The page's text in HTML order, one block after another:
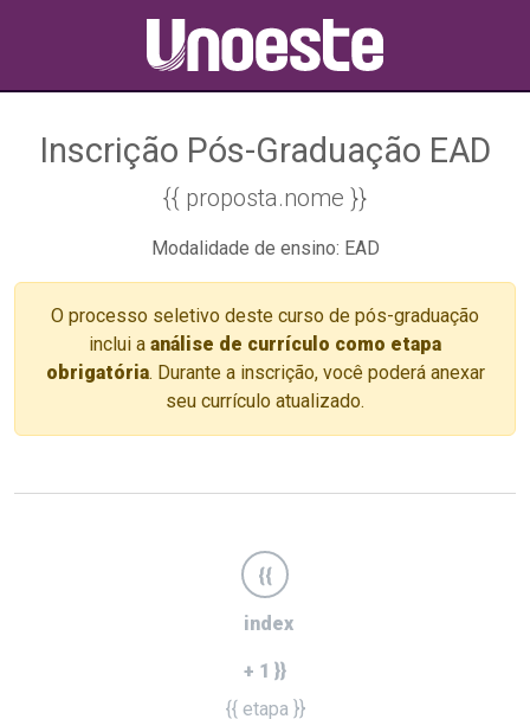
Inscrição Pós-Graduação EAD
{{ proposta.nome }}
Modalidade de ensino: EAD
O processo seletivo deste curso de pós-graduação
inclui a análise de currículo como etapa
obrigatória. Durante a inscrição, você poderá anexar
seu currículo atualizado.
{{
index
+ 1 }}
{{ etapa }}